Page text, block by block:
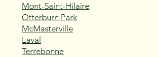
Mont-Saint-Hilaire
Otterburn Park
McMasterville
Laval
Terrebonne